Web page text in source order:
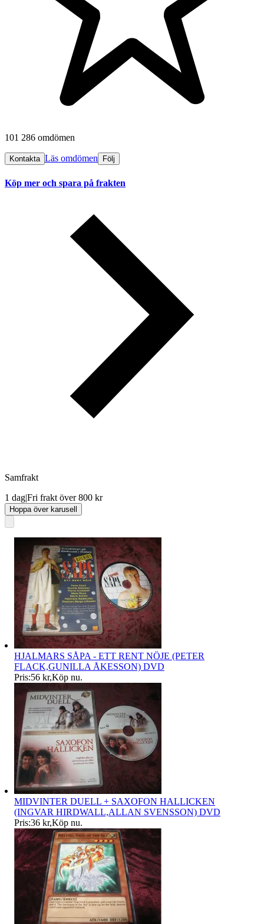
101 286 omdömen
Kontakta Läs omdömen Följ
Köp mer och spara på frakten
Samfrakt
1 dag|Fri frakt över 800 kr
Hoppa över karusell
HJALMARS SÅPA - ETT RENT NÖJE (PETER
FLACK,GUNILLA ÅKESSON) DVD
Pris:56 kr,Köp nu.
MIDVINTER DUELL + SAXOFON HALLICKEN
(INGVAR HIRDWALL,ALLAN SVENSSON) DVD
Pris:36 kr,Köp nu.